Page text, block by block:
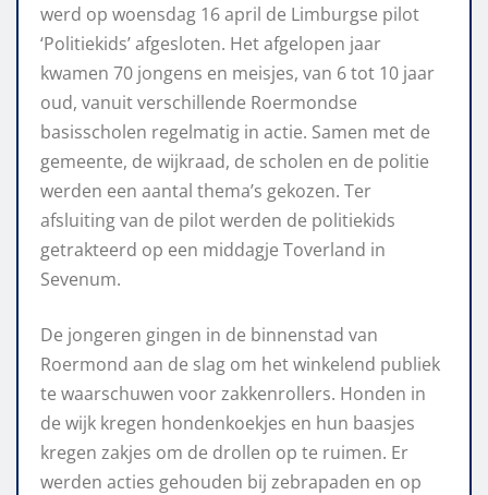
werd op woensdag 16 april de Limburgse pilot
‘Politiekids’ afgesloten. Het afgelopen jaar
kwamen 70 jongens en meisjes, van 6 tot 10 jaar
oud, vanuit verschillende Roermondse
basisscholen regelmatig in actie. Samen met de
gemeente, de wijkraad, de scholen en de politie
werden een aantal thema’s gekozen. Ter
afsluiting van de pilot werden de politiekids
getrakteerd op een middagje Toverland in
Sevenum.
De jongeren gingen in de binnenstad van
Roermond aan de slag om het winkelend publiek
te waarschuwen voor zakkenrollers. Honden in
de wijk kregen hondenkoekjes en hun baasjes
kregen zakjes om de drollen op te ruimen. Er
werden acties gehouden bij zebrapaden en op